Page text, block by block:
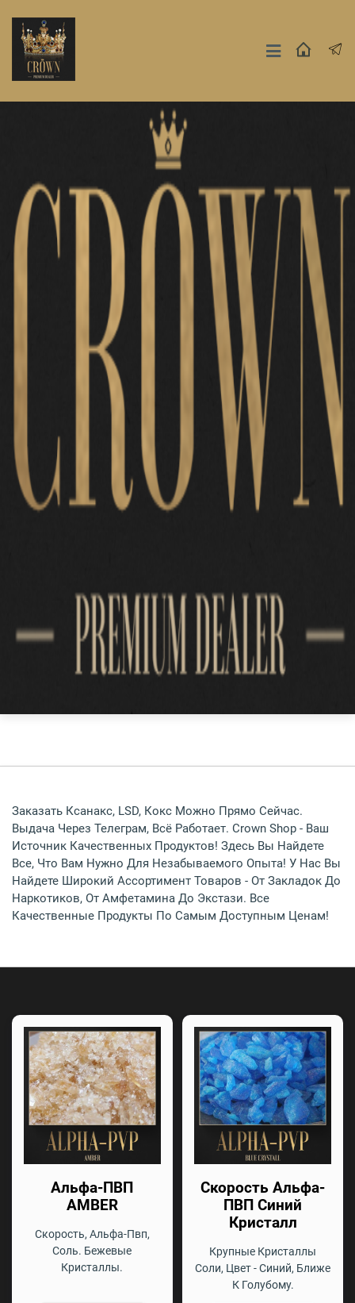
Другие Города
Заказать Ксанакс, LSD, Кокс Можно Прямо Сейчас.
Выдача Через Телеграм, Всё Работает. Crown Shop - Ваш
Источник Качественных Продуктов! Здесь Вы Найдете
Все, Что Вам Нужно Для Незабываемого Опыта! У Нас Вы
Найдете Широкий Ассортимент Товаров - От Закладок До
Наркотиков, От Амфетамина До Экстази. Все
Качественные Продукты По Самым Доступным Ценам!
Альфа-ПВП
AMBER
Скорость, Альфа-Пвп,
Соль. Бежевые
Кристаллы.
Скорость Альфа-
ПВП Синий
Кристалл
Крупные Кристаллы
Соли, Цвет - Синий, Ближе
К Голубому.